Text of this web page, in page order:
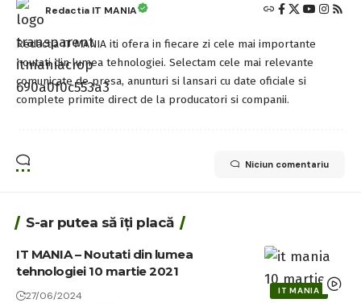
Redactia IT MANIA
Redactia IT MANIA iti ofera in fiecare zi cele mai importante
noutati din lumea tehnologiei. Selectam cele mai relevante
comunicate de presa, anunturi si lansari cu date oficiale si
complete primite direct de la producatori si companii.
Niciun comentariu
S-ar putea să îți placă
IT MANIA
IT MANIA – Noutati din lumea
tehnologiei 10 martie 2021
27/06/2024